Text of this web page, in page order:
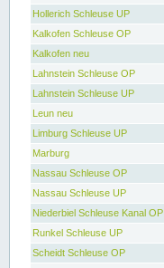
Hollerich Schleuse UP
Kalkofen Schleuse OP
Kalkofen neu
Lahnstein Schleuse OP
Lahnstein Schleuse UP
Leun neu
Limburg Schleuse UP
Marburg
Nassau Schleuse OP
Nassau Schleuse UP
Niederbiel Schleuse Kanal OP
Runkel Schleuse UP
Scheidt Schleuse OP